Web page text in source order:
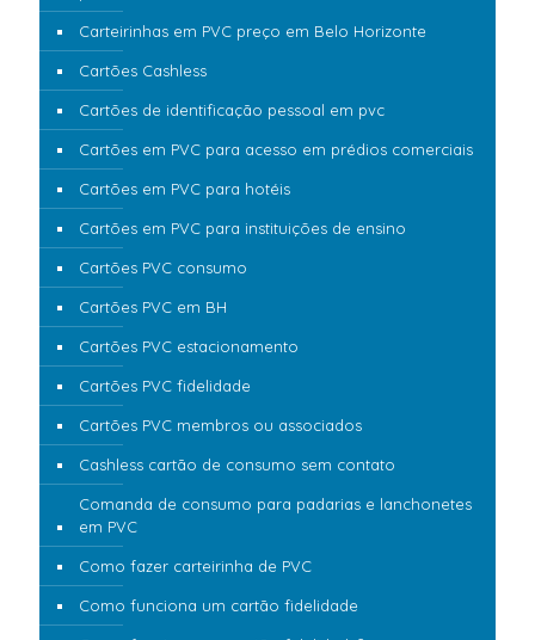
Carteirinhas em PVC preço em Belo Horizonte
Cartões Cashless
Cartões de identificação pessoal em pvc
Cartões em PVC para acesso em prédios comerciais
Cartões em PVC para hotéis
Cartões em PVC para instituições de ensino
Cartões PVC consumo
Cartões PVC em BH
Cartões PVC estacionamento
Cartões PVC fidelidade
Cartões PVC membros ou associados
Cashless cartão de consumo sem contato
Comanda de consumo para padarias e lanchonetes
em PVC
Como fazer carteirinha de PVC
Como funciona um cartão fidelidade